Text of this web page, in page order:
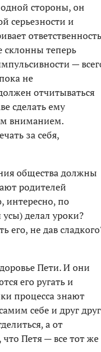
стороны, он
серьезности и
ответственность
склонны теперь
—
не
отчитываться
сделать ему
вниманием.
за себя,
общества должны
родителей
интересно, по
делал уроки?
его, не дав
Пети. И они
его ругать и
процесса знают
себе и друг
а от
Петя — все тот же